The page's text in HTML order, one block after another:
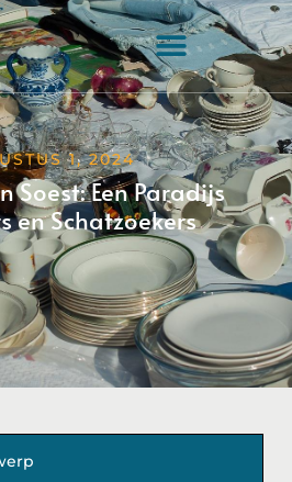
1, 2024
Soest: Een Paradijs
en Schatzoekers